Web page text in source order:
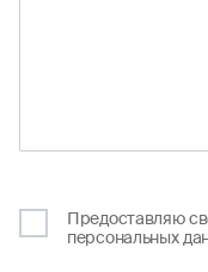
Предоставляю
персональных